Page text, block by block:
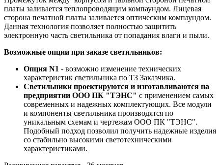
платы заливается теплопроводящим компаундом. Лицевая
сторона печатной платы заливается оптическим компаундом.
Данная технология позволяет полностью защитить
электронную часть светильника от попадания влаги и пыли.
Возможные опции при заказе светильников:
Опция N1 - возможно изменение технических
характеристик светильника по ТЗ Заказчика.
Светильники проектируются и изготавливаются на
предприятии ООО ПК "ТЭНС" с применением самых
современных и надежных комплектующих. Все модули
и компоненты светильника производятся по
уникальным схемам и чертежам ООО ПК "ТЭНС".
Подобный подход позволил получить надежные изделия
со стабильно высокими светотехническими
характеристиками.